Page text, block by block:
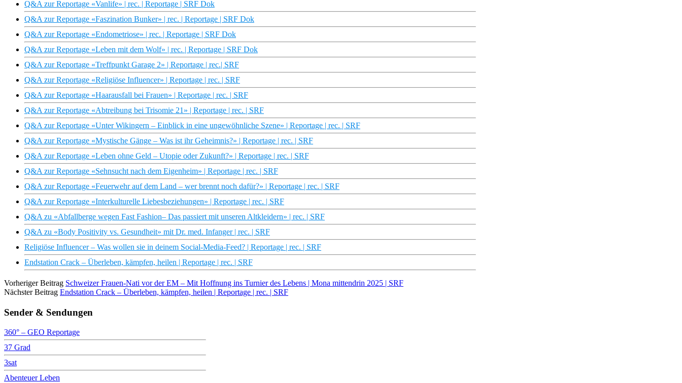
Q&A zur Reportage «Vanlife» | rec. | Reportage | SRF Dok
Q&A zur Reportage «Faszination Bunker» | rec. | Reportage | SRF Dok
Q&A zur Reportage «Endometriose» | rec. | Reportage | SRF Dok
Q&A zur Reportage «Leben mit dem Wolf» | rec. | Reportage | SRF Dok
Q&A zur Reportage «Treffpunkt Garage 2» | Reportage | rec.| SRF
Q&A zur Reportage «Religiöse Influencer» | Reportage | rec. | SRF
Q&A zur Reportage «Haarausfall bei Frauen» | Reportage | rec. | SRF
Q&A zur Reportage «Abtreibung bei Trisomie 21» | Reportage | rec. | SRF
Q&A zur Reportage «Unter Wikingern – Einblick in eine ungewöhnliche Szene» | Reportage | rec. | SRF
Q&A zur Reportage «Mystische Gänge – Was ist ihr Geheimnis?» | Reportage | rec. | SRF
Q&A zur Reportage «Leben ohne Geld – Utopie oder Zukunft?» | Reportage | rec. | SRF
Q&A zur Reportage «Sehnsucht nach dem Eigenheim» | Reportage | rec. | SRF
Q&A zur Reportage «Feuerwehr auf dem Land – wer brennt noch dafür?» | Reportage | rec. | SRF
Q&A zur Reportage «Interkulturelle Liebesbeziehungen» | Reportage | rec. | SRF
Q&A zu «Abfallberge wegen Fast Fashion– Das passiert mit unseren Altkleidern» | rec. | SRF
Q&A zu «Body Positivity vs. Gesundheit» mit Dr. med. Infanger | rec. | SRF
Religiöse Influencer – Was wollen sie in deinem Social-Media-Feed? | Reportage | rec. | SRF
Endstation Crack – Überleben, kämpfen, heilen | Reportage | rec. | SRF
Vorheriger Beitrag Schweizer Frauen-Nati vor der EM – Mit Hoffnung ins Turnier des Lebens | Mona mittendrin 2025 | SRF
Nächster Beitrag Endstation Crack – Überleben, kämpfen, heilen | Reportage | rec. | SRF
Sender & Sendungen
360° – GEO Reportage
37 Grad
3sat
Abenteuer Leben